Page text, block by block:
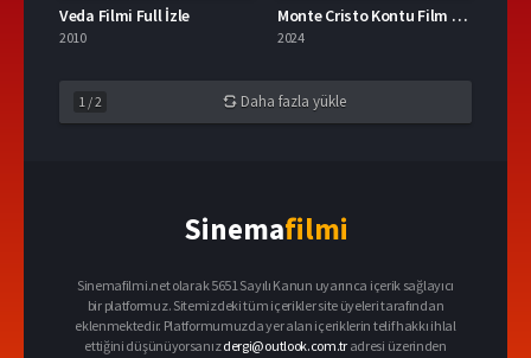
Veda Filmi Full İzle
2010
Monte Cristo Kontu Film İzle
2024
1 /2 Daha fazla yükle
Sinemafilmi
Sinemafilmi.net olarak 5651 Sayılı Kanun uyarınca içerik sağlayıcı
bir platformuz. Sitemizdeki tüm içerikler site üyeleri tarafından
eklenmektedir. Platformumuzda yer alan içeriklerin telif hakkı ihlal
ettiğini düşünüyorsanızdergi@outlook.com.tr adresi üzerinden